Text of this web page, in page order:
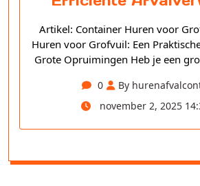
Artikel: Container Huren voor
Huren voor Grofvuil: Een
Grote Opruimingen Heb je een
0
By
november 2, 2025